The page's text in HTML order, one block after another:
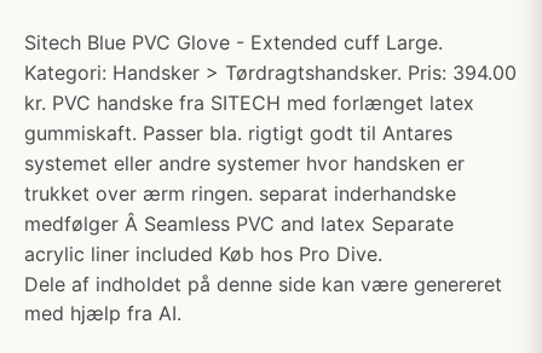
Sitech Blue PVC Glove - Extended cuff Large.
Kategori: Handsker > Tørdragtshandsker. Pris: 394.00
kr. PVC handske fra SITECH med forlænget latex
gummiskaft. Passer bla. rigtigt godt til Antares
systemet eller andre systemer hvor handsken er
trukket over ærm ringen. separat inderhandske
medfølger Â Seamless PVC and latex Separate
acrylic liner included Køb hos Pro Dive.
Dele af indholdet på denne side kan være genereret
med hjælp fra AI.